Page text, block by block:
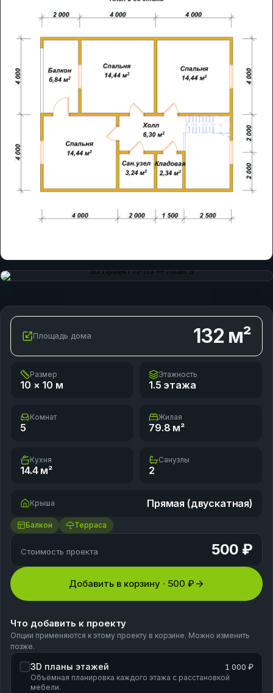
Площадь дома 132 м²
Размер
10 × 10 м
Этажность
1.5 этажа
Комнат
5
Жилая
79.8 м²
Кухня
14.4м²
Санузлы
2
Крыша Прямая (двускатная)
Балкон Терраса
Стоимость проекта 500 ₽
Добавить в корзину · 500 ₽
Что добавить к проекту
Опции применяются к этому проекту в корзине. Можно изменить
позже.
3D планы этажей 1 000 ₽
Объёмная планировка каждого этажа с расстановкой
мебели.